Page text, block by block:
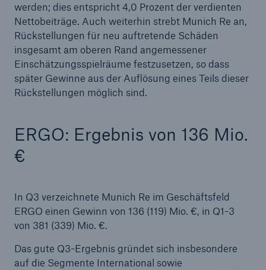
werden; dies entspricht 4,0 Prozent der verdienten
Nettobeiträge. Auch weiterhin strebt Munich Re an,
Rückstellungen für neu auftretende Schäden
insgesamt am oberen Rand angemessener
Einschätzungsspielräume festzusetzen, so dass
später Gewinne aus der Auflösung eines Teils dieser
Rückstellungen möglich sind.
ERGO: Ergebnis von 136 Mio.
€
In Q3 verzeichnete Munich Re im Geschäftsfeld
ERGO einen Gewinn von 136 (119) Mio. €, in Q1-3
von 381 (339) Mio. €.
Das gute Q3-Ergebnis gründet sich insbesondere
auf die Segmente International sowie
Seite öffnen
Munich Re setzt sich mit „Ambition 2025“ neue
Wachstums- und Ergebnisziele
Quartalsmitteilung 3/2020
Munich Re verkündet Gewinnziel
Porsche, MHP und Munich Re gründen die
„FlexFactory“
Munich Re erwartet weitere Verhärtung der
Märkte
Aufsichtsrat beruft Stefan Golling in den
Vorstand